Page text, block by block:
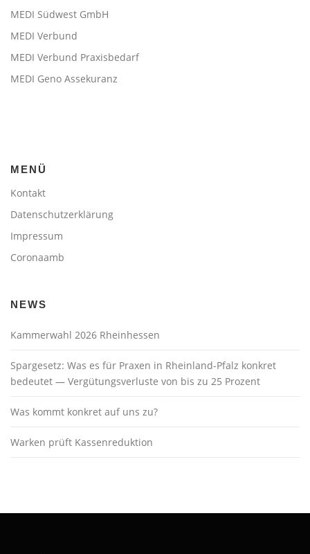
MEDI Südwest GmbH
MEDI Verbund
MEDI Verbund Praxisbedarf
MEDI Geno Assekuranz
MENÜ
Kontakt
Datenschutzerklärung
Impressum
Coronaamb
NEWS
Kammerwahl 2026 Rheinhessen
Spargesetz: Was es für Praxen in Rheinland-Pfalz konkret
bedeutet — Vergütungsverluste von bis zu 25 Prozent
Was kommt konkret auf uns zu?
Warken prüft Kassenreduktion